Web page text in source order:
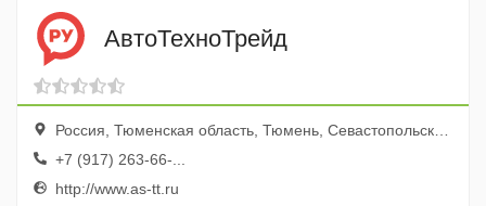
АвтоТехноТрейд
Россия, Тюменская область, Тюмень, Севастопольская улица, 31, оф. 103
+7 (917) 263-66-...
http://www.as-tt.ru